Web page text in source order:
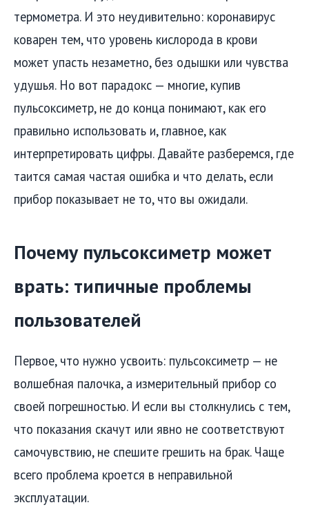
термометра. И это неудивительно: коронавирус
коварен тем, что уровень кислорода в крови
может упасть незаметно, без одышки или чувства
удушья. Но вот парадокс — многие, купив
пульсоксиметр, не до конца понимают, как его
правильно использовать и, главное, как
интерпретировать цифры. Давайте разберемся, где
таится самая частая ошибка и что делать, если
прибор показывает не то, что вы ожидали.
Почему пульсоксиметр может
врать: типичные проблемы
пользователей
Первое, что нужно усвоить: пульсоксиметр — не
волшебная палочка, а измерительный прибор со
своей погрешностью. И если вы столкнулись с тем,
что показания скачут или явно не соответствуют
самочувствию, не спешите грешить на брак. Чаще
всего проблема кроется в неправильной
эксплуатации.